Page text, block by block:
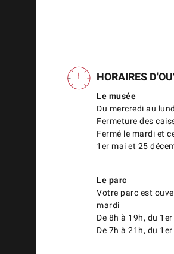
HORAIRES
Le musée
Du mercredi au
Fermeture des
Fermé le mardi et
1er mai et 25
Le parc
Votre parc est
mardi
De 8h à 19h, du
De 7h à 21h, du